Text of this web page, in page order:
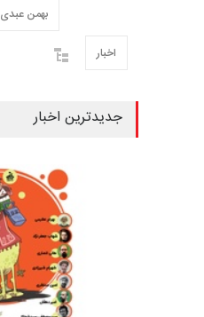
بهمن عبدی
اخبار
جدیدترین اخبار